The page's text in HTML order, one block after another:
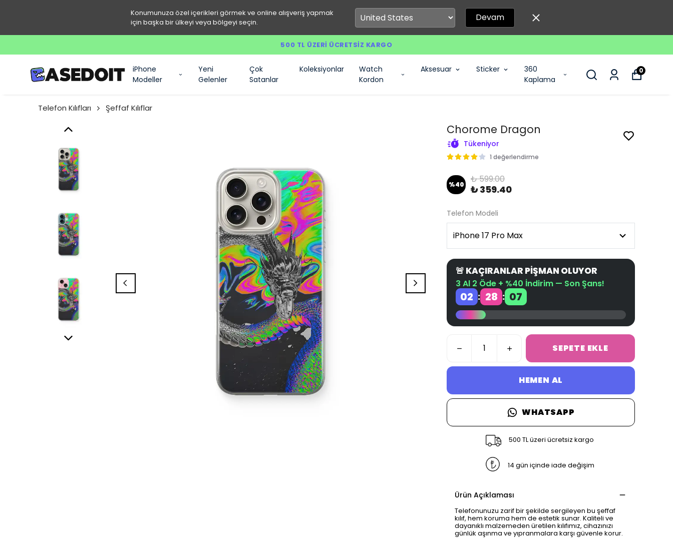
Konumunuza özel içerikleri görmek ve online alışveriş yapmak
için başka bir ülkeyi veya bölgeyi seçin.
Devam
500 TL ÜZERI ÜCRETSIZ KARGO
iPhone
Modeller
Yeni
Gelenler
Çok
Satanlar
Koleksiyonlar
Watch
Kordon
Aksesuar Sticker
360
Kaplama
0
Telefon Kılıfları Şeffaf Kılıflar
Chorome Dragon
Tükeniyor
1 değerlendirme
%40 ₺ 599.00
₺ 359.40
Telefon Modeli
🚨 KAÇIRANLAR PİŞMAN OLUYOR
3 Al 2 Öde + %40 İndirim — Son Şans!
02 : 28 : 06
SEPETE EKLE
HEMEN AL
WHATSAPP
500 TL üzeri ücretsiz kargo
14 gün içinde iade değişim
Ürün Açıklaması
Telefonunuzu zarif bir şekilde sergileyen bu şeffaf
kılıf, hem koruma hem de estetik sunar. Kaliteli ve
dayanıklı malzemeden üretilen kılıfımız, cihazınızı
günlük aşınma ve yıpranmalara karşı güvenle korur.